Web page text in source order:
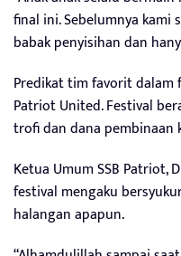
final ini. Sebelumnya kami
babak penyisihan dan
Predikat tim favorit dalam
Patriot United. Festival
trofi dan dana pembinaan
Ketua Umum SSB Patriot,
festival mengaku
halangan apapun.